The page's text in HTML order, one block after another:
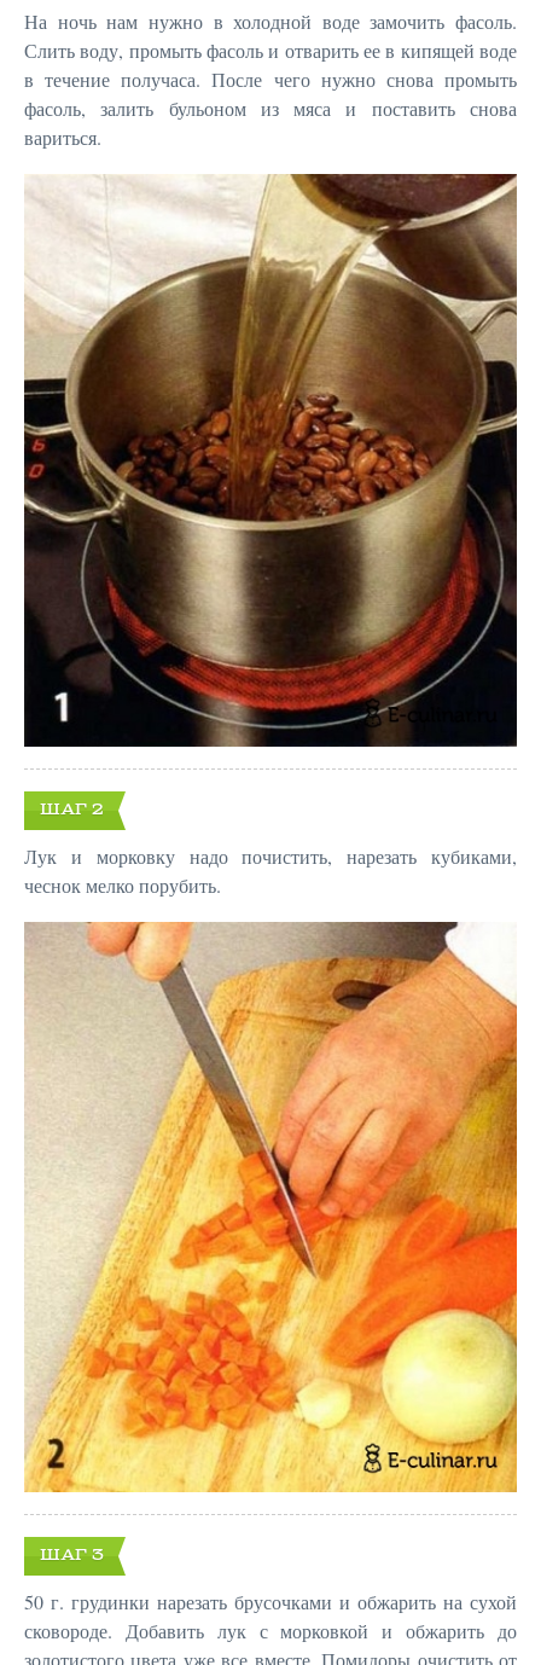
На ночь нам нужно в холодной воде замочить фасоль.
Слить воду, промыть фасоль и отварить ее в кипящей воде
в течение получаса. После чего нужно снова промыть
фасоль, залить бульоном из мяса и поставить снова
вариться.
ШАГ 2
Лук и морковку надо почистить, нарезать кубиками,
чеснок мелко порубить.
ШАГ 3
50 г. грудинки нарезать брусочками и обжарить на сухой
сковороде. Добавить лук с морковкой и обжарить до
золотистого цвета уже все вместе. Помидоры очистить от